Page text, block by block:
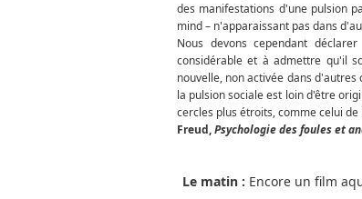
des manifestations d'une pulsion
mind – n'apparaissant pas dans
Nous devons cependant
considérable et à admettre qu'il
nouvelle, non activée dans
la pulsion sociale est loin d'être
cercles plus étroits, comme celui
Freud,Psychologie des foules et
Le matin : Encore un film